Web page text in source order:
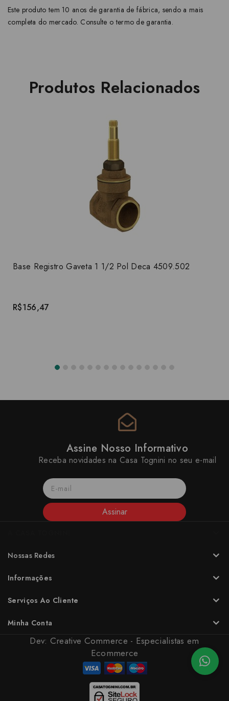
Este produto tem 10 anos de garantia de fábrica, sendo a mais
completa do mercado. Consulte o termo de garantia.
Produtos Relacionados
Base Registro Gaveta 1 1/2 Pol Deca 4509.502
R$156,47
Assine Nosso Informativo
Receba novidades na Casa Tognini no seu e-mail
Assinar
Nossas Redes
Informações
Serviços Ao Cliente
Minha Conta
Dev: Creative Commerce - Especialistas em
Ecommerce